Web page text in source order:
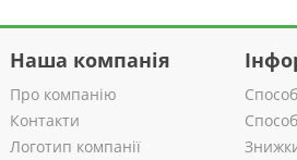
Наша компанія
Про компанію
Контакти
Логотип компанії